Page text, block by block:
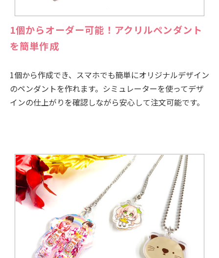
1個からオーダー可能！アクリルペンダント
を簡単作成
1個から作成でき、スマホでも簡単にオリジナルデザイン
のペンダントを作れます。シミュレーターを使ってデザ
インの仕上がりを確認しながら安心して注文可能です。